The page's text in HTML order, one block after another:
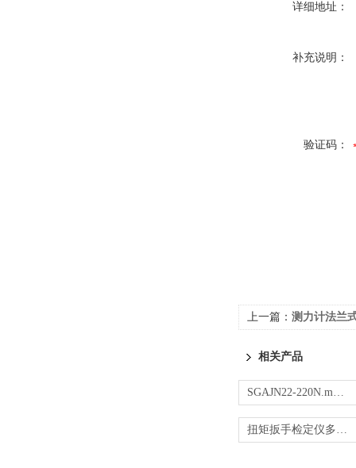
详细地址：
补充说明：
验证码：
上一篇： 测力计法兰
相关产品
SGAJN22-220N.m便携式扭力测试仪 传感器动力
扭矩扳手检定仪多少钱